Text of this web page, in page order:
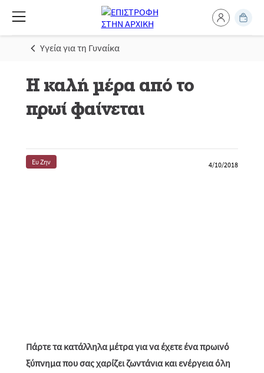
Υγεία για τη Γυναίκα
Η καλή μέρα από το
πρωί φαίνεται
Ευ Ζην 4/10/2018
Πάρτε τα κατάλληλα μέτρα για να έχετε ένα πρωινό
ξύπνημα που σας χαρίζει ζωντάνια και ενέργεια όλη